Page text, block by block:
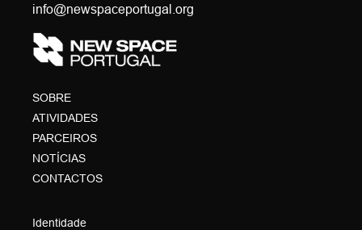
info@newspaceportugal.org
SOBRE
ATIVIDADES
PARCEIROS
NOTÍCIAS
CONTACTOS
Identidade